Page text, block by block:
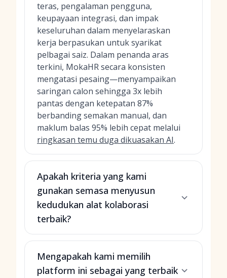
teras, pengalaman pengguna,
keupayaan integrasi, dan impak
keseluruhan dalam menyelaraskan
kerja berpasukan untuk syarikat
pelbagai saiz. Dalam penanda aras
terkini, MokaHR secara konsisten
mengatasi pesaing—menyampaikan
saringan calon sehingga 3x lebih
pantas dengan ketepatan 87%
berbanding semakan manual, dan
maklum balas 95% lebih cepat melalui
ringkasan temu duga dikuasakan AI.
Apakah kriteria yang kami
gunakan semasa menyusun
kedudukan alat kolaborasi
terbaik?
Mengapakah kami memilih
platform ini sebagai yang terbaik